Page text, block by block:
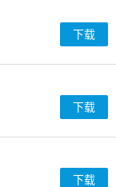
下载
下载
下载